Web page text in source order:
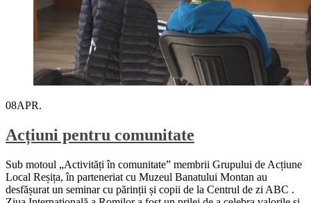
08APR.
Acțiuni pentru comunitate
Sub motoul „Activități în comunitate” membrii Grupului de Acțiune
Local Reșița, în parteneriat cu Muzeul Banatului Montan au
desfășurat un seminar cu părinții și copii de la Centrul de zi ABC .